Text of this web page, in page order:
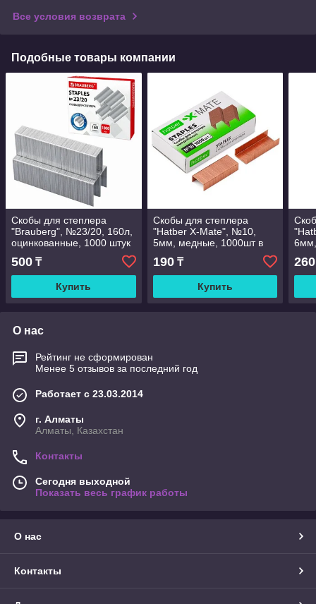
Все условия возврата
Подобные товары компании
Скобы для степлера
"Brauberg", №23/20, 160л,
оцинкованные, 1000 штук
в картонной упаковке
500 ₸
Купить
Скобы для степлера
"Hatber X-Mate", №10,
5мм, медные, 1000шт в
картонной упаковке
190₸
Купить
260
О нас
Рейтинг не сформирован
Менее 5 отзывов за последний год
Работает с 23.03.2014
г. Алматы
Алматы, Казахстан
Контакты
Сегодня выходной
Показать весь график работы
О нас
Контакты